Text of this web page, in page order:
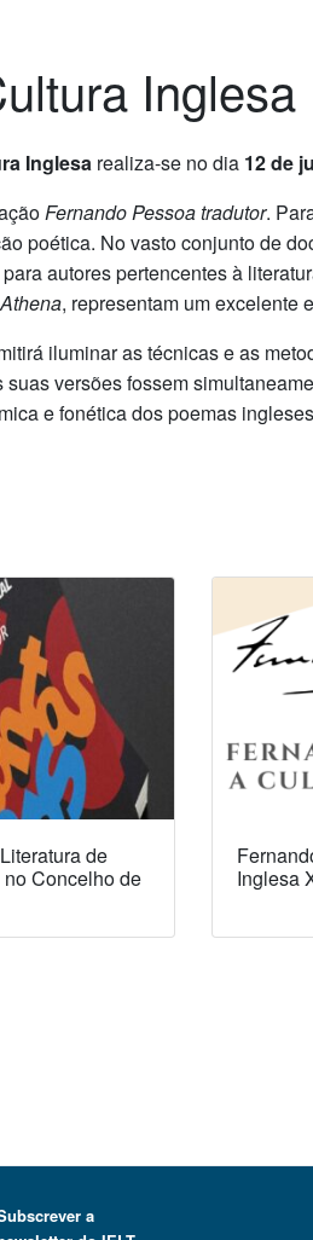
Inglesa
Inglesa realiza-se no dia 12 de
Fernando Pessoa tradutor.
poética. No vasto conjunto de
autores pertencentes à
Athena, representam um excelente
iluminar as técnicas e as
versões fossem
e fonética dos poemas
de
Concelho de
Inglesa
a